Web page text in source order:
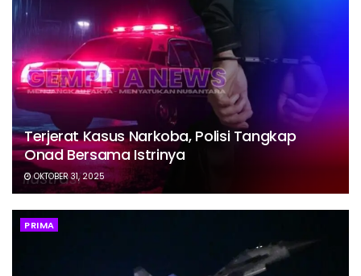
Terjerat Kasus Narkoba, Polisi Tangkap
Onad Bersama Istrinya
OKTOBER 31, 2025
PRIMA